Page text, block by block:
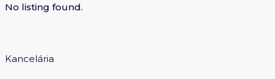
No listing found.
Kancelária